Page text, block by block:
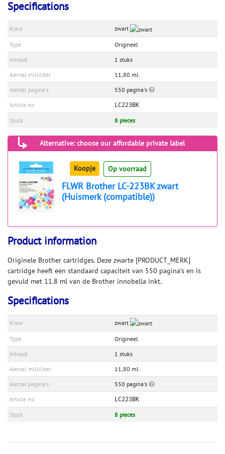
Specifications
Kleur zwart
Type
Origineel
Inhoud
1 stuks
Aantal milliliter
11,80 ml.
Aantal pagina's
550 pagina's
Article no
LC223BK
Stock 8 pieces
Alternative: choose our affordable private label
Koopje Op voorraad
FLWR Brother LC-223BK zwart
(Huismerk (compatible))
Product information
Originele Brother cartridges. Deze zwarte [PRODUCT_MERK]
cartridge heeft een standaard capaciteit van 550 pagina's en is
gevuld met 11.8 ml van de Brother innobella inkt.
Specifications
Kleur zwart
Type
Origineel
Inhoud
1 stuks
Aantal milliliter
11,80 ml.
Aantal pagina's
550 pagina's
Article no
LC223BK
Stock 8 pieces